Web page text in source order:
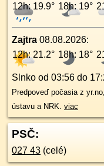
12h: 19.9° 18h: 19°
Zajtra 08.08.2026:
12h: 21.2° 18h: 18°
Slnko od 03:56 do
Predpoveď počasia z
ústavu a NRK. viac
PSČ:
027 43 (celé)